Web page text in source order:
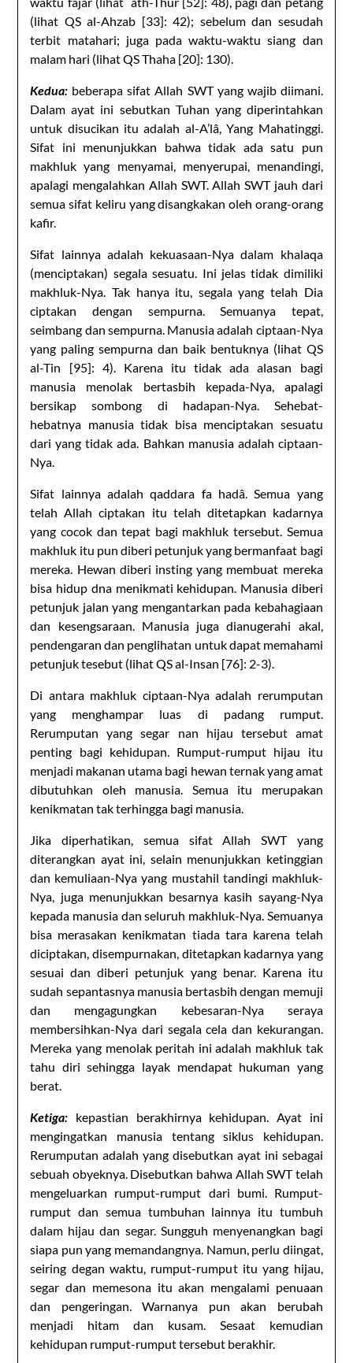
(lihat QS al-Ahzab [33]: 42); sebelum dan sesudah
terbit matahari; juga pada waktu-waktu siang dan
malam hari (lihat QS Thaha [20]: 130).
Kedua: beberapa sifat Allah SWT yang wajib diimani.
Dalam ayat ini sebutkan Tuhan yang diperintahkan
untuk disucikan itu adalah al-A’lâ, Yang Mahatinggi.
Sifat ini menunjukkan bahwa tidak ada satu pun
makhluk yang menyamai, menyerupai, menandingi,
apalagi mengalahkan Allah SWT. Allah SWT jauh dari
semua sifat keliru yang disangkakan oleh orang-orang
kafir.
Sifat lainnya adalah kekuasaan-Nya dalam khalaqa
(menciptakan) segala sesuatu. Ini jelas tidak dimiliki
makhluk-Nya. Tak hanya itu, segala yang telah Dia
ciptakan dengan sempurna. Semuanya tepat,
seimbang dan sempurna. Manusia adalah ciptaan-Nya
yang paling sempurna dan baik bentuknya (lihat QS
al-Tin [95]: 4). Karena itu tidak ada alasan bagi
manusia menolak bertasbih kepada-Nya, apalagi
bersikap sombong di hadapan-Nya. Sehebat-
hebatnya manusia tidak bisa menciptakan sesuatu
dari yang tidak ada. Bahkan manusia adalah ciptaan-
Nya.
Sifat lainnya adalah qaddara fa hadâ. Semua yang
telah Allah ciptakan itu telah ditetapkan kadarnya
yang cocok dan tepat bagi makhluk tersebut. Semua
makhluk itu pun diberi petunjuk yang bermanfaat bagi
mereka. Hewan diberi insting yang membuat mereka
bisa hidup dna menikmati kehidupan. Manusia diberi
petunjuk jalan yang mengantarkan pada kebahagiaan
dan kesengsaraan. Manusia juga dianugerahi akal,
pendengaran dan penglihatan untuk dapat memahami
petunjuk tesebut (lihat QS al-Insan [76]: 2-3).
Di antara makhluk ciptaan-Nya adalah rerumputan
yang menghampar luas di padang rumput.
Rerumputan yang segar nan hijau tersebut amat
penting bagi kehidupan. Rumput-rumput hijau itu
menjadi makanan utama bagi hewan ternak yang amat
dibutuhkan oleh manusia. Semua itu merupakan
kenikmatan tak terhingga bagi manusia.
Jika diperhatikan, semua sifat Allah SWT yang
diterangkan ayat ini, selain menunjukkan ketinggian
dan kemuliaan-Nya yang mustahil tandingi makhluk-
Nya, juga menunjukkan besarnya kasih sayang-Nya
kepada manusia dan seluruh makhluk-Nya. Semuanya
bisa merasakan kenikmatan tiada tara karena telah
diciptakan, disempurnakan, ditetapkan kadarnya yang
sesuai dan diberi petunjuk yang benar. Karena itu
sudah sepantasnya manusia bertasbih dengan memuji
dan mengagungkan kebesaran-Nya seraya
membersihkan-Nya dari segala cela dan kekurangan.
Mereka yang menolak peritah ini adalah makhluk tak
tahu diri sehingga layak mendapat hukuman yang
berat.
Ketiga: kepastian berakhirnya kehidupan. Ayat ini
mengingatkan manusia tentang siklus kehidupan.
Rerumputan adalah yang disebutkan ayat ini sebagai
sebuah obyeknya. Disebutkan bahwa Allah SWT telah
mengeluarkan rumput-rumput dari bumi. Rumput-
rumput dan semua tumbuhan lainnya itu tumbuh
dalam hijau dan segar. Sungguh menyenangkan bagi
siapa pun yang memandangnya. Namun, perlu diingat,
seiring degan waktu, rumput-rumput itu yang hijau,
segar dan memesona itu akan mengalami penuaan
dan pengeringan. Warnanya pun akan berubah
menjadi hitam dan kusam. Sesaat kemudian
kehidupan rumput-rumput tersebut berakhir.